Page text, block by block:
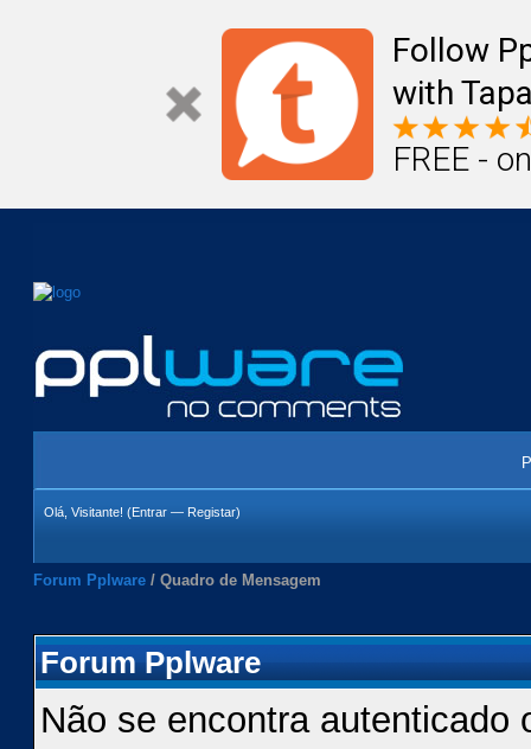
Follow
with
FREE -
Olá, Visitante! (Entrar — Registar)
Forum Pplware / Quadro de Mensagem
Forum Pplware
Não se encontra autenticado